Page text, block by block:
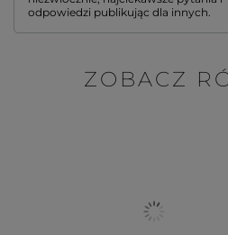
odpowiedzi publikując dla innych.
ZOBACZ